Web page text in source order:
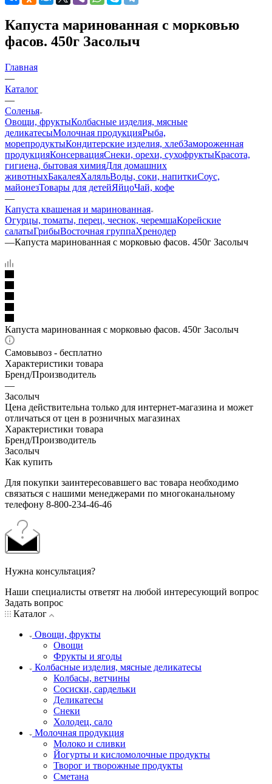
Капуста маринованная с морковью
фасов. 450г Засолыч
Главная
—
Каталог
—
Соленья
Овощи, фруктыКолбасные изделия, мясные
деликатесыМолочная продукцияРыба,
морепродуктыКондитерские изделия, хлебЗамороженная
продукцияКонсервацияСнеки, орехи, сухофруктыКрасота,
гигиена, бытовая химияДля домашних
животныхБакалеяХаляльВоды, соки, напиткиСоус,
майонезТовары для детейЯйцоЧай, кофе
—
Капуста квашеная и маринованная
Огурцы, томаты, перец, чеснок, черемшаКорейские
салатыГрибыВосточная группаХренодер
—Капуста маринованная с морковью фасов. 450г Засолыч
Капуста маринованная с морковью фасов. 450г Засолыч
Самовывоз - бесплатно
Характеристики товара
Бренд/Производитель
—
Засолыч
Цена действительна только для интернет-магазина и может
отличаться от цен в розничных магазинах
Характеристики товара
Бренд/Производитель
Засолыч
Как купить
Для покупки заинтересовавшего вас товара необходимо
связаться с нашими менеджерами по многоканальному
телефону 8-800-234-46-46
Нужна консультация?
Наши специалисты ответят на любой интересующий вопрос
Задать вопрос
Каталог
Овощи, фрукты
Овощи
Фрукты и ягоды
Колбасные изделия, мясные деликатесы
Колбасы, ветчины
Сосиски, сардельки
Деликатесы
Снеки
Холодец, сало
Молочная продукция
Молоко и сливки
Йогурты и кисломолочные продукты
Творог и творожные продукты
Сметана